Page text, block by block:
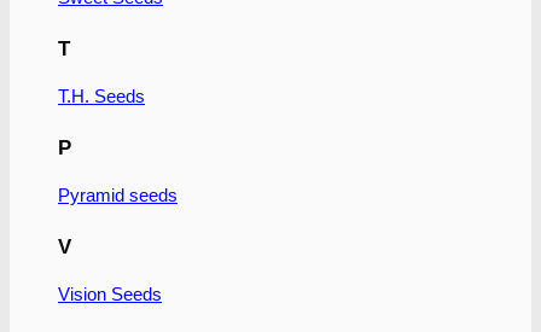
T
T.H. Seeds
P
Pyramid seeds
V
Vision Seeds